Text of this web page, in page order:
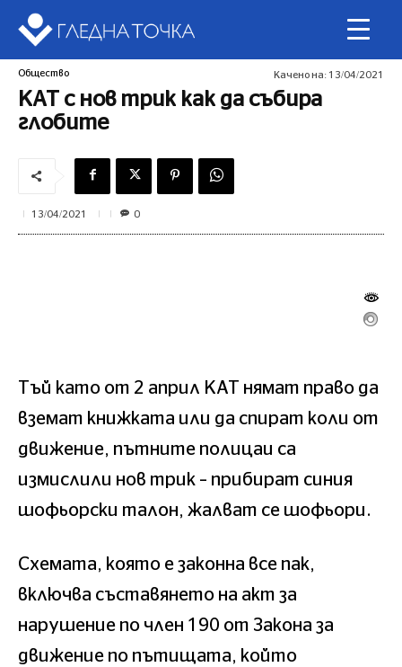
Общество Качено на: 13/04/2021
КАТ с нов трик как да събира
глобите
13/04/2021 0
Тъй като от 2 април КАТ нямат право да
вземат книжката или да спират коли от
движение, пътните полицаи са
измислили нов трик – прибират синия
шофьорски талон, жалват се шофьори.
Схемата, която е законна все пак,
включва съставянето на акт за
нарушение по член 190 от Закона за
движение по пътищата, който